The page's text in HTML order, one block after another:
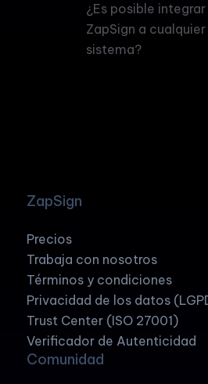
¿Es posible integrar
ZapSign a cualquier
sistema?
ZapSign
Precios
Trabaja con nosotros
Términos y condiciones
Privacidad de los datos
Trust Center (ISO 27001)
Verificador de Autenticidad
Comunidad